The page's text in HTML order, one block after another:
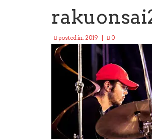
posted in: 2019 0